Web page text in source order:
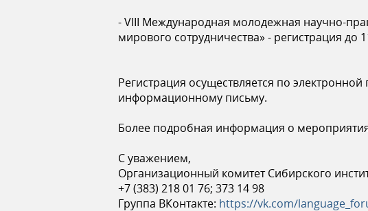
- VIII Международная молодежная научно-
мирового сотрудничества» - регистрация до
Регистрация осуществляется по электронной
информационному письму.
Более подробная информация о
С уважением,
Организационный комитет Сибирского
+7 (383) 218 01 76; 373 14 98
Группа ВКонтакте: https://vk.com/